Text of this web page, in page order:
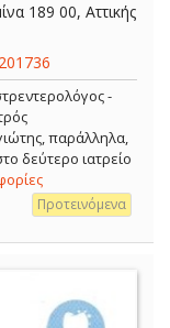
189 00, Αττικής
-
παράλληλα,
δεύτερο ιατρείο
Προτεινόμενα